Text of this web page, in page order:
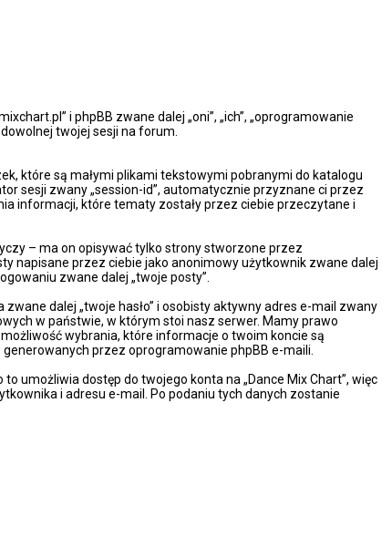
i phpBB zwane dalej „oni”, „ich”, „oprogramowanie
twojej sesji na forum.
które są małymi plikami tekstowymi pobranymi do katalogu
sesji zwany „session-id”, automatycznie przyznane ci przez
informacji, które tematy zostały przez ciebie przeczytane i
– ma on opisywać tylko strony stworzone przez
napisane przez ciebie jako anonimowy użytkownik zwane dalej
zwane dalej „twoje posty”.
dalej „twoje hasło” i osobisty aktywny adres e-mail zwany
w państwie, w którym stoi nasz serwer. Mamy prawo
wybrania, które informacje o twoim koncie są
przez oprogramowanie phpBB e-maili.
umożliwia dostęp do twojego konta na „Dance Mix Chart”, więc
i adresu e-mail. Po podaniu tych danych zostanie